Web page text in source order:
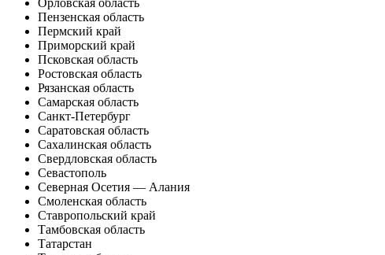
Пензенская область
Пермский край
Приморский край
Псковская область
Ростовская область
Рязанская область
Самарская область
Санкт-Петербург
Саратовская область
Сахалинская область
Свердловская область
Севастополь
Северная Осетия — Алания
Смоленская область
Ставропольский край
Тамбовская область
Татарстан